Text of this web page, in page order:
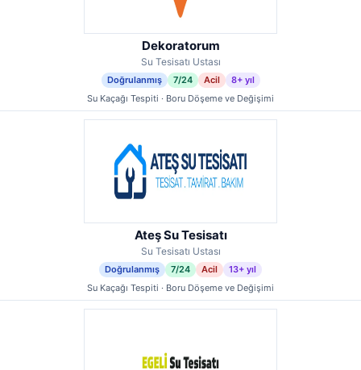
Dekoratorum
Su Tesisatı Ustası
Doğrulanmış 7/24 Acil
8+ yıl
Su Kaçağı Tespiti · Boru Döşeme ve Değişimi
Ateş Su Tesisatı
Su Tesisatı Ustası
Doğrulanmış 7/24 Acil
13+ yıl
Su Kaçağı Tespiti · Boru Döşeme ve Değişimi